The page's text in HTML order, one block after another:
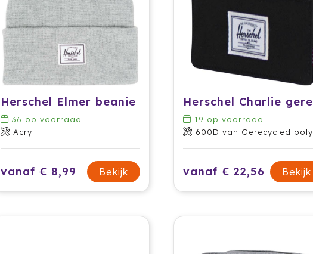
Herschel Elmer beanie
36 op voorraad
Acryl
vanaf € 8,99 Bekijk
19 op voorraad
600D van Gerecycled polyester
vanaf € 22,56 Bekijk